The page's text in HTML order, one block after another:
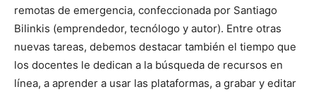
remotas de emergencia, confeccionada por Santiago
Bilinkis (emprendedor, tecnólogo y autor). Entre otras
nuevas tareas, debemos destacar también el tiempo que
los docentes le dedican a la búsqueda de recursos en
línea, a aprender a usar las plataformas, a grabar y editar